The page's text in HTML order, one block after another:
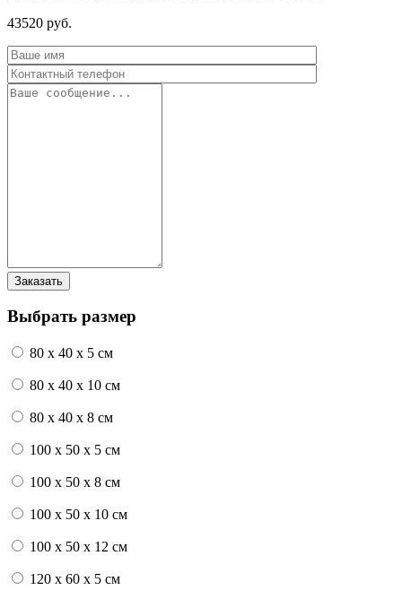
43520 руб.
Выбрать размер
80 x 40 x 5 см
80 x 40 x 10 см
80 x 40 x 8 см
100 x 50 x 5 см
100 х 50 х 8 см
100 x 50 x 10 см
100 x 50 x 12 см
120 x 60 x 5 см